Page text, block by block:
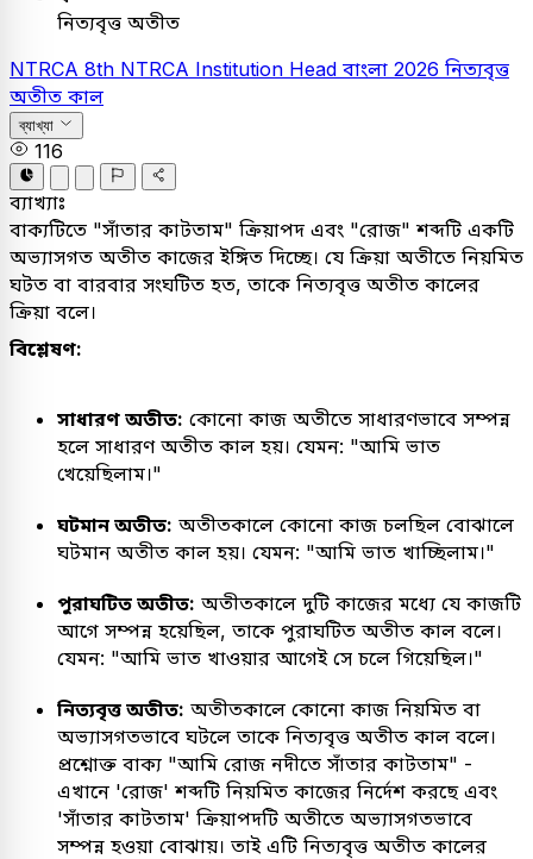
নিত্যবৃত্ত অতীত
NTRCA 8th NTRCA Institution Head বাংলা 2026 নিত্যবৃত্ত
অতীত কাল
ব্যাখ্যা
116
ব্যাখ্যাঃ
বাক্যটিতে "সাঁতার কাটতাম" ক্রিয়াপদ এবং "রোজ" শব্দটি একটি
অভ্যাসগত অতীত কাজের ইঙ্গিত দিচ্ছে। যে ক্রিয়া অতীতে নিয়মিত
ঘটত বা বারবার সংঘটিত হত, তাকে নিত্যবৃত্ত অতীত কালের
ক্রিয়া বলে।
বিশ্লেষণ:
সাধারণ অতীত: কোনো কাজ অতীতে সাধারণভাবে সম্পন্ন
হলে সাধারণ অতীত কাল হয়। যেমন: "আমি ভাত
খেয়েছিলাম।"
ঘটমান অতীত: অতীতকালে কোনো কাজ চলছিল বোঝালে
ঘটমান অতীত কাল হয়। যেমন: "আমি ভাত খাচ্ছিলাম।"
পুরাঘটিত অতীত: অতীতকালে দুটি কাজের মধ্যে যে কাজটি
আগে সম্পন্ন হয়েছিল, তাকে পুরাঘটিত অতীত কাল বলে।
যেমন: "আমি ভাত খাওয়ার আগেই সে চলে গিয়েছিল।"
নিত্যবৃত্ত অতীত: অতীতকালে কোনো কাজ নিয়মিত বা
অভ্যাসগতভাবে ঘটলে তাকে নিত্যবৃত্ত অতীত কাল বলে।
প্রশ্নোক্ত বাক্য "আমি রোজ নদীতে সাঁতার কাটতাম" -
এখানে 'রোজ' শব্দটি নিয়মিত কাজের নির্দেশ করছে এবং
'সাঁতার কাটতাম' ক্রিয়াপদটি অতীতে অভ্যাসগতভাবে
সম্পন্ন হওয়া বোঝায়। তাই এটি নিত্যবৃত্ত অতীত কালের